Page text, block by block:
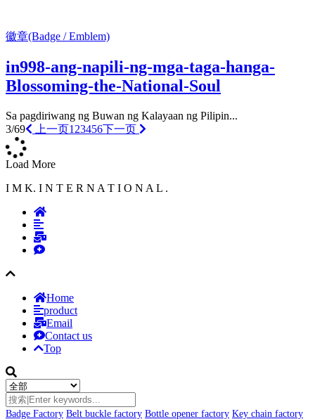
徽章(Badge / Emblem)
in998-ang-napili-ng-mga-taga-hanga-
Blossoming-the-National-Soul
Sa pagdiriwang ng Buwan ng Kalayaan ng Pilipin...
3/69
上一页1 23456下一页
Load More
I M K. I N T E R N A T I O N A L .
Home
product
Email
Contact us
Top
Badge Factory Belt buckle factory Bottle opener factory Key chain factory